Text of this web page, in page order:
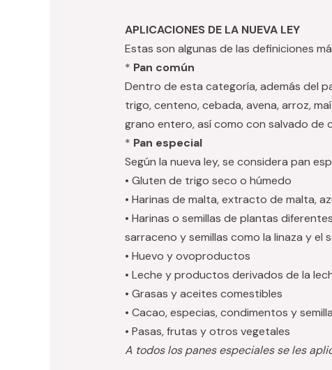
APLICACIONES DE LA NUEVA LEY
Estas son algunas de las definiciones
* Pan común
Dentro de esta categoría, además del
trigo, centeno, cebada, avena, arroz,
grano entero, así como con salvado de
* Pan especial
Según la nueva ley, se considera pan
• Gluten de trigo seco o húmedo
• Harinas de malta, extracto de malta,
• Harinas o semillas de plantas
sarraceno y semillas como la linaza y el
• Huevo y ovoproductos
• Leche y productos derivados de la
• Grasas y aceites comestibles
• Cacao, especias, condimentos y
• Pasas, frutas y otros vegetales
A todos los panes especiales se les